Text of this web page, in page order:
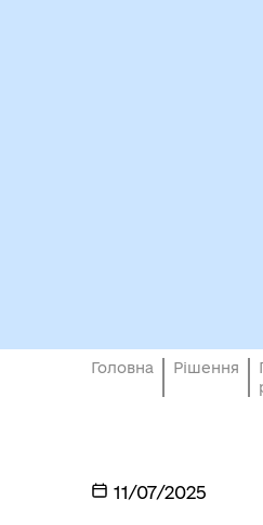
Головна Рішення
11/07/2025